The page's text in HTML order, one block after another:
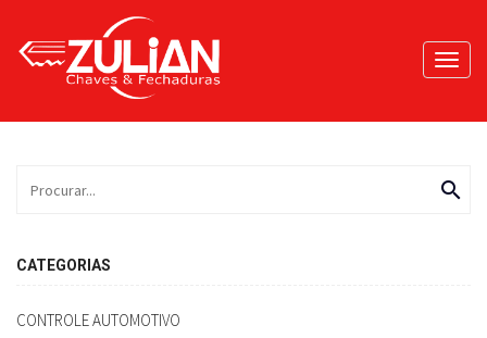
search
CATEGORIAS
CONTROLE AUTOMOTIVO